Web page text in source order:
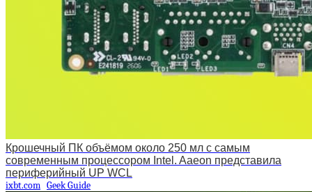
Крошечный ПК объёмом около 250 мл с самым
современным процессором Intel. Aaeon представила
периферийный UP WCL
ixbt.com Geek Guide